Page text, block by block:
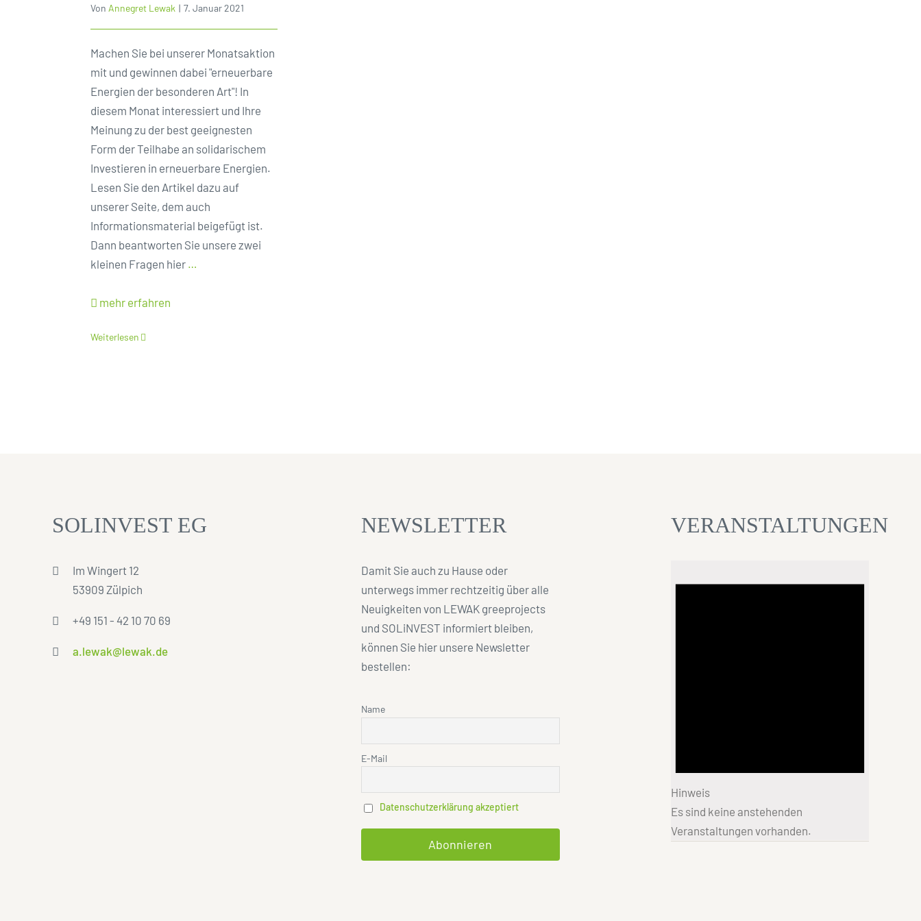
Von Annegret Lewak | 7. Januar 2021
Machen Sie bei unserer Monatsaktion
mit und gewinnen dabei "erneuerbare
Energien der besonderen Art"! In
diesem Monat interessiert und Ihre
Meinung zu der best geeignesten
Form der Teilhabe an solidarischem
Investieren in erneuerbare Energien.
Lesen Sie den Artikel dazu auf
unserer Seite, dem auch
Informationsmaterial beigefügt ist.
Dann beantworten Sie unsere zwei
kleinen Fragen hier …
mehr erfahren
Weiterlesen
SOLINVEST EG
Im Wingert 12
53909 Zülpich
+49 151 - 42 10 70 69
a.lewak@lewak.de
NEWSLETTER
Damit Sie auch zu Hause oder
unterwegs immer rechtzeitig über alle
Neuigkeiten von LEWAK greeprojects
und SOLiNVEST informiert bleiben,
können Sie hier unsere Newsletter
bestellen:
Name
E-Mail
Datenschutzerklärung akzeptiert
VERANSTALTUNGEN
Hinweis
Es sind keine anstehenden
Veranstaltungen vorhanden.